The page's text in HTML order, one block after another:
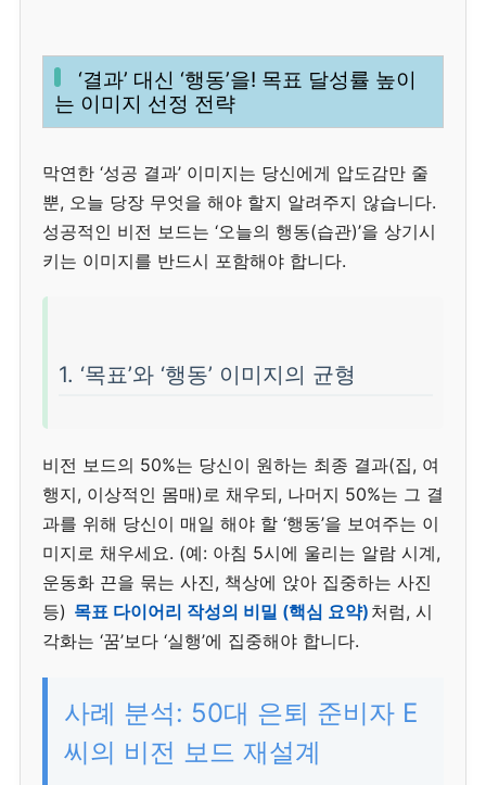
‘결과’ 대신 ‘행동’을! 목표 달성률 높이
는 이미지 선정 전략
막연한 ‘성공 결과’ 이미지는 당신에게 압도감만 줄
뿐, 오늘 당장 무엇을 해야 할지 알려주지 않습니다.
성공적인 비전 보드는 ‘오늘의 행동(습관)’을 상기시
키는 이미지를 반드시 포함해야 합니다.
1. ‘목표’와 ‘행동’ 이미지의 균형
비전 보드의 50%는 당신이 원하는 최종 결과(집, 여
행지, 이상적인 몸매)로 채우되, 나머지 50%는 그 결
과를 위해 당신이 매일 해야 할 ‘행동’을 보여주는 이
미지로 채우세요. (예: 아침 5시에 울리는 알람 시계,
운동화 끈을 묶는 사진, 책상에 앉아 집중하는 사진
등) 목표 다이어리 작성의 비밀 (핵심 요약) 처럼, 시
각화는 ‘꿈’보다 ‘실행’에 집중해야 합니다.
사례 분석: 50대 은퇴 준비자 E
씨의 비전 보드 재설계